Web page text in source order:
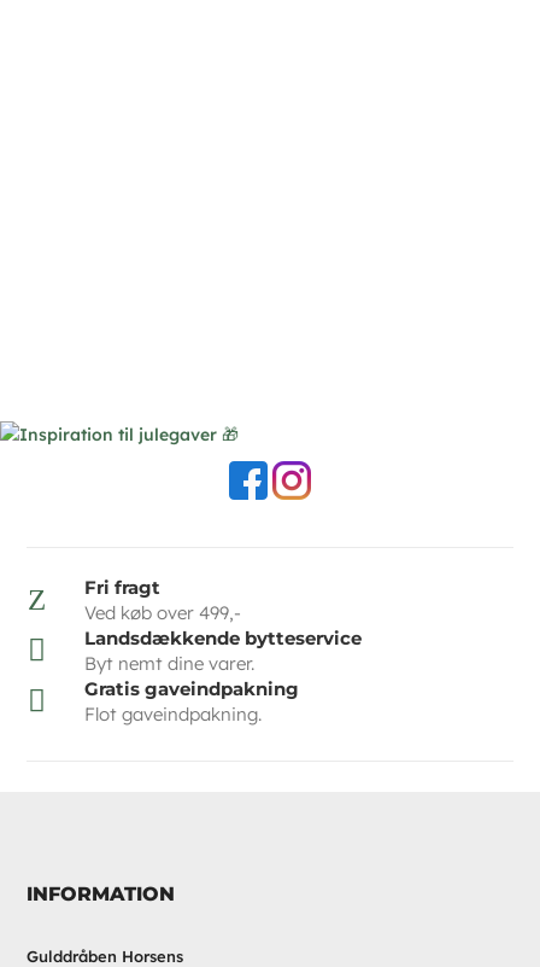
Z
Fri fragt
Ved køb over 499,-

Landsdækkende bytteservice
Byt nemt dine varer.

Gratis gaveindpakning
Flot gaveindpakning.
INFORMATION
Gulddråben Horsens